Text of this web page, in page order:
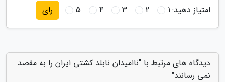
امتیاز دهید:1
2
3
4
5 رای
دیدگاه های مرتبط با "ناامیدان نابلد کشتی ایران را به مقصد
نمی رسانند"